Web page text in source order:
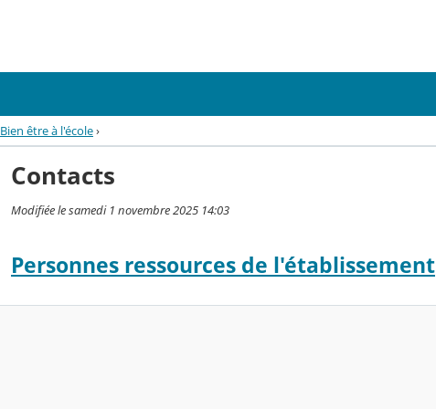
Bien être à l'école›
Contacts
Modifiée le samedi 1 novembre 2025 14:03
Personnes ressources de l'établissement